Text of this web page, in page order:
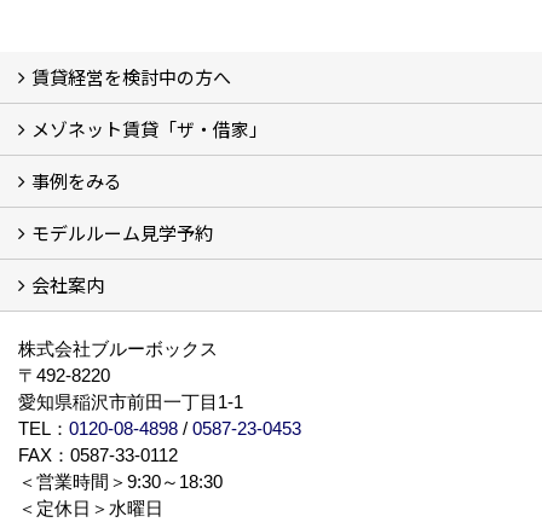
賃貸経営を検討中の方へ
私たちの考え方
賃貸経営の成功学
様々な無料サービス
相続税とは
よくあるご質問
メゾネット賃貸「ザ・借家」
ザ・借家について詳しく知る (2)
事例をみる
建設中の現場レポート
完成した建物を見てみる
オーナーの声
モデルルーム見学予約
モデルルーム見学予約
会社案内
株式会社ブルーボックス
〒492-8220
愛知県稲沢市前田一丁目1-1
TEL： 0120-08-4898 / 0587-23-0453
FAX：0587-33-0112
＜営業時間＞9:30～18:30
＜定休日＞水曜日